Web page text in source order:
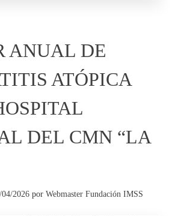
ANUAL DE
ATÓPICA
DEL CMN “LA
04/2026 por Webmaster Fundación IMSS